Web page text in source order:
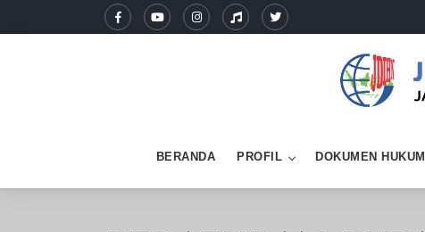
BERANDA PROFIL DOKUMEN HUKUM